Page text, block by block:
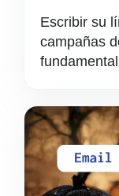
Escribir su
campañas